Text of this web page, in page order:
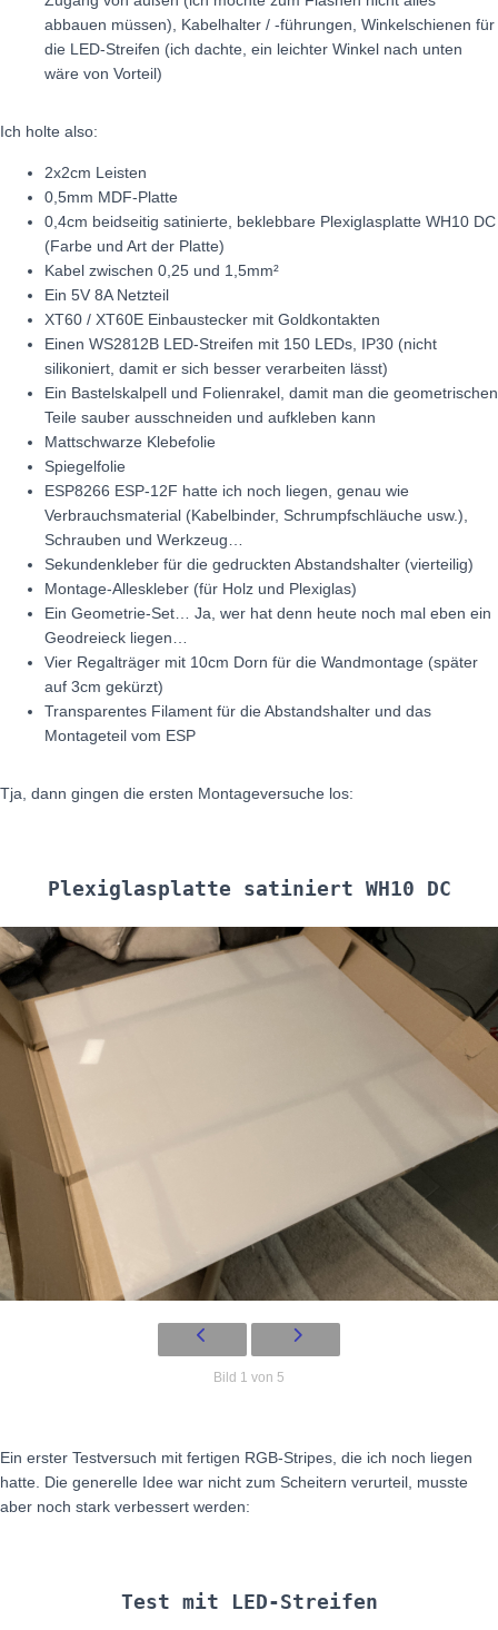
abbauen müssen), Kabelhalter / -führungen, Winkelschienen für
die LED-Streifen (ich dachte, ein leichter Winkel nach unten
wäre von Vorteil)
Ich holte also:
2x2cm Leisten
0,5mm MDF-Platte
0,4cm beidseitig satinierte, beklebbare Plexiglasplatte WH10 DC
(Farbe und Art der Platte)
Kabel zwischen 0,25 und 1,5mm²
Ein 5V 8A Netzteil
XT60 / XT60E Einbaustecker mit Goldkontakten
Einen WS2812B LED-Streifen mit 150 LEDs, IP30 (nicht
silikoniert, damit er sich besser verarbeiten lässt)
Ein Bastelskalpell und Folienrakel, damit man die geometrischen
Teile sauber ausschneiden und aufkleben kann
Mattschwarze Klebefolie
Spiegelfolie
ESP8266 ESP-12F hatte ich noch liegen, genau wie
Verbrauchsmaterial (Kabelbinder, Schrumpfschläuche usw.),
Schrauben und Werkzeug…
Sekundenkleber für die gedruckten Abstandshalter (vierteilig)
Montage-Alleskleber (für Holz und Plexiglas)
Ein Geometrie-Set… Ja, wer hat denn heute noch mal eben ein
Geodreieck liegen…
Vier Regalträger mit 10cm Dorn für die Wandmontage (später
auf 3cm gekürzt)
Transparentes Filament für die Abstandshalter und das
Montageteil vom ESP
Tja, dann gingen die ersten Montageversuche los:
Plexiglasplatte satiniert WH10 DC
Bild 1 von 5
Ein erster Testversuch mit fertigen RGB-Stripes, die ich noch liegen
hatte. Die generelle Idee war nicht zum Scheitern verurteil, musste
aber noch stark verbessert werden:
Test mit LED-Streifen